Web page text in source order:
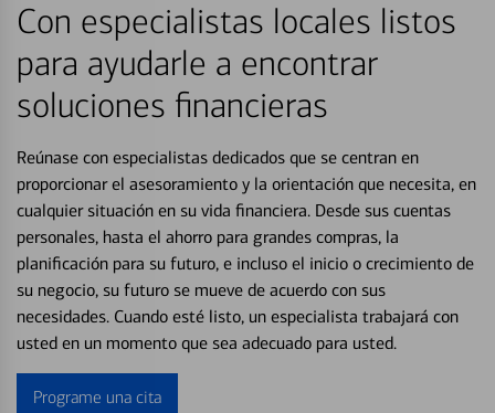
Con especialistas locales listos
para ayudarle a encontrar
soluciones financieras
Reúnase con especialistas dedicados que se centran en
proporcionar el asesoramiento y la orientación que necesita, en
cualquier situación en su vida financiera. Desde sus cuentas
personales, hasta el ahorro para grandes compras, la
planificación para su futuro, e incluso el inicio o crecimiento de
su negocio, su futuro se mueve de acuerdo con sus
necesidades. Cuando esté listo, un especialista trabajará con
usted en un momento que sea adecuado para usted.
Programe una cita